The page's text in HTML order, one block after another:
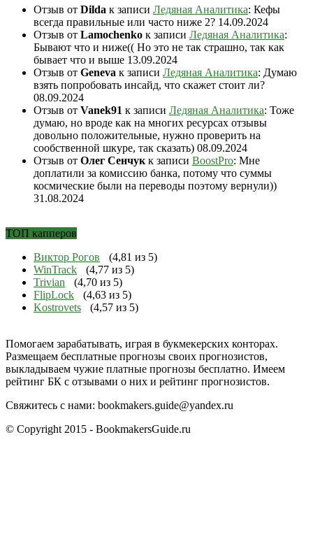
ТОП капперов
Виктор Рогов
(4,81 из 5)
WinTrack
(4,77 из 5)
Trivian
(4,70 из 5)
FlipLock
(4,63 из 5)
Kostrovets
(4,57 из 5)
Отзыв от Dilda к записи Ледяная Аналитика: Кефы
всегда правильные или часто ниже 2? 14.09.2024
Отзыв от Lamochenko к записи Ледяная Аналитика:
Бывают что и ниже(( Но это не так страшно, так как
бывает что и выше 13.09.2024
Отзыв от Geneva к записи Ледяная Аналитика: Думаю
взять попробовать инсайд, что скажет стоит ли?
08.09.2024
Отзыв от Vanek91 к записи Ледяная Аналитика: Тоже
думаю, но вроде как на многих ресурсах отзывы
довольно положительные, нужно проверить на
сообственной шкуре, так сказать) 08.09.2024
Отзыв от Олег Сенчук к записи BoostPro: Мне
доплатили за комиссию банка, потому что суммы
космические были на переводы поэтому вернули))
31.08.2024
Помогаем зарабатывать, играя в букмекерских конторах.
Размещаем бесплатные прогнозы своих прогнозистов,
выкладываем чужие платные прогнозы бесплатно. Имеем
рейтинг БК с отзывами о них и рейтинг прогнозистов.
Свяжитесь с нами: bookmakers.guide@yandex.ru
© Copyright 2015 - BookmakersGuide.ru